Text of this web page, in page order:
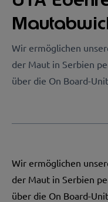
Wir ermöglichen
der Maut in Serbien
über die On Board-
Wir ermöglichen
der Maut in Serbien
über die On Board-